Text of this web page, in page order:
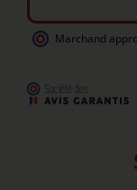
Marchand